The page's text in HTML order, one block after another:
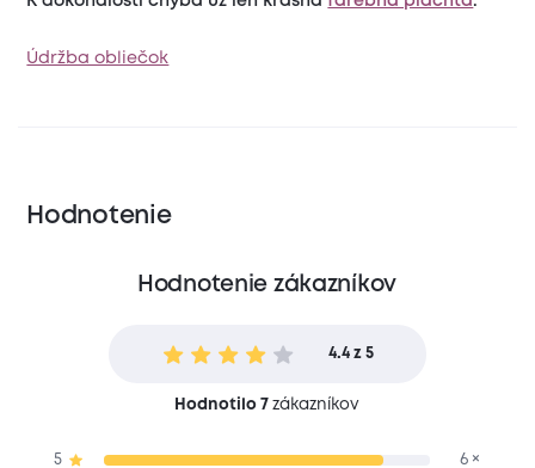
Údržba obliečok
Hodnotenie
Hodnotenie zákazníkov
4.4 z 5
Hodnotilo 7 zákazníkov
5 6 ×